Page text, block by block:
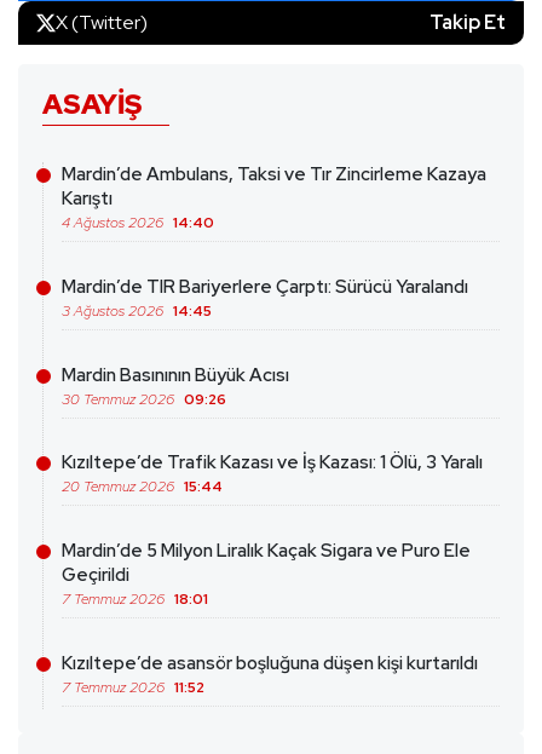
X (Twitter)
Takip Et
ASAYIŞ
Mardin’de Ambulans, Taksi ve Tır Zincirleme Kazaya
Karıştı
4 Ağustos 2026 14:40
Mardin’de TIR Bariyerlere Çarptı: Sürücü Yaralandı
3 Ağustos 2026 14:45
Mardin Basınının Büyük Acısı
30 Temmuz 2026 09:26
Kızıltepe’de Trafik Kazası ve İş Kazası: 1 Ölü, 3 Yaralı
20 Temmuz 2026 15:44
Mardin’de 5 Milyon Liralık Kaçak Sigara ve Puro Ele
Geçirildi
7 Temmuz 2026 18:01
Kızıltepe’de asansör boşluğuna düşen kişi kurtarıldı
7 Temmuz 2026 11:52